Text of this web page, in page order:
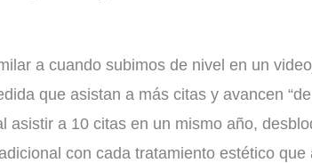
a cuando subimos de nivel en un
que asistan a más citas y avancen
asistir a 10 citas en un mismo año,
con cada tratamiento estético que